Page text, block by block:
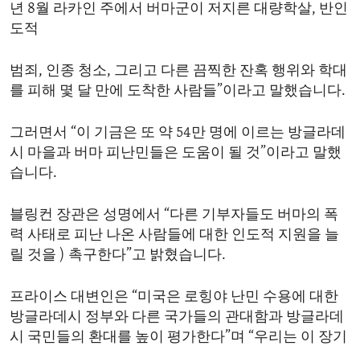
년 8월 라카인 주에서 버마군이 저지른 대량학살, 반인
도적
범죄, 인종 청소, 그리고 다른 끔찍한 잔혹 행위와 학대
를 피해 몇 달 만에 도착한 사람들”이라고 말했습니다.
그러면서 “이 기금은 또 약 54만 명에 이르는 방글라데
시 마을과 버마 피난민들은 도움이 될 것”이라고 말했
습니다.
블링컨 장관은 성명에서 “다른 기부자들도 버마의 폭
력 사태로 피난 나온 사람들에 대한 인도적 지원을 늘
릴 것을 ) 촉구한다”고 밝혔습니다.
프라이스 대변인은 “미국은 로힝야 난민 수용에 대한
방글라데시 정부와 다른 국가들의 관대함과 방글라데
시 국민들의 환대를 높이 평가한다”며 “우리는 이 장기